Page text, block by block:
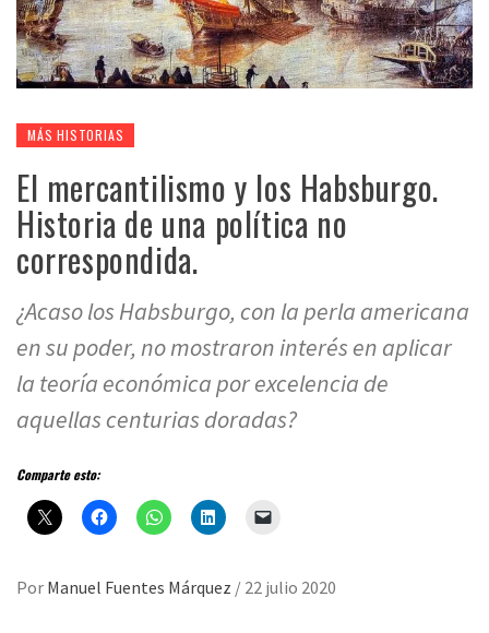
MÁS HISTORIAS
El mercantilismo y los Habsburgo.
Historia de una política no
correspondida.
¿Acaso los Habsburgo, con la perla americana
en su poder, no mostraron interés en aplicar
la teoría económica por excelencia de
aquellas centurias doradas?
Comparte esto:
Por Manuel Fuentes Márquez / 22 julio 2020